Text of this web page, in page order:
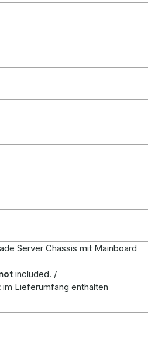
Server Chassis mit Mainboard
included. /
im Lieferumfang enthalten